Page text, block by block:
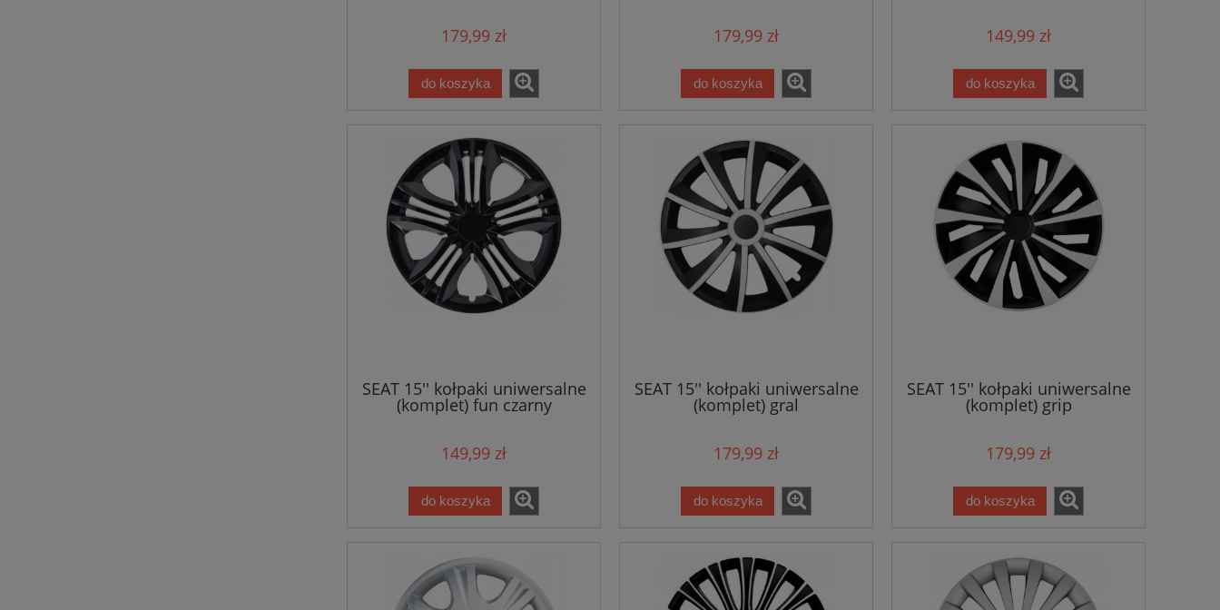
179,99 zł
do koszyka
179,99 zł
do koszyka
149,99 zł
do koszyka
SEAT 15'' kołpaki uniwersalne
(komplet) fun czarny
149,99 zł
do koszyka
SEAT 15'' kołpaki uniwersalne
(komplet) gral
179,99 zł
do koszyka
SEAT 15'' kołpaki uniwersalne
(komplet) grip
179,99 zł
do koszyka